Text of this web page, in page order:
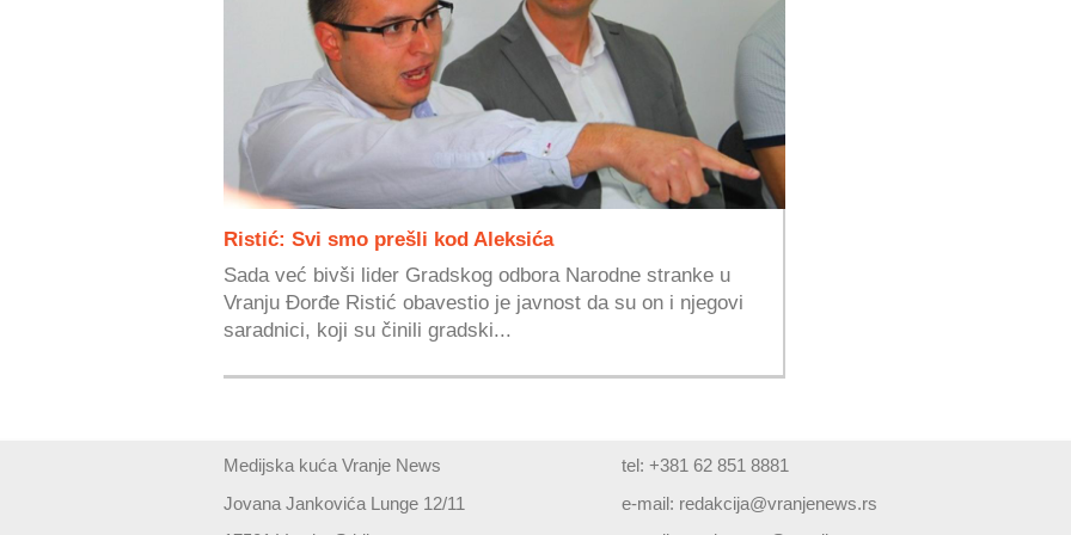
Ristić: Svi smo prešli kod Aleksića
Sada već bivši lider Gradskog odbora Narodne stranke u
Vranju Đorđe Ristić obavestio je javnost da su on i njegovi
saradnici, koji su činili gradski...
Medijska kuća Vranje News
Jovana Jankovića Lunge 12/11
tel: +381 62 851 8881
e-mail: redakcija@vranjenews.rs